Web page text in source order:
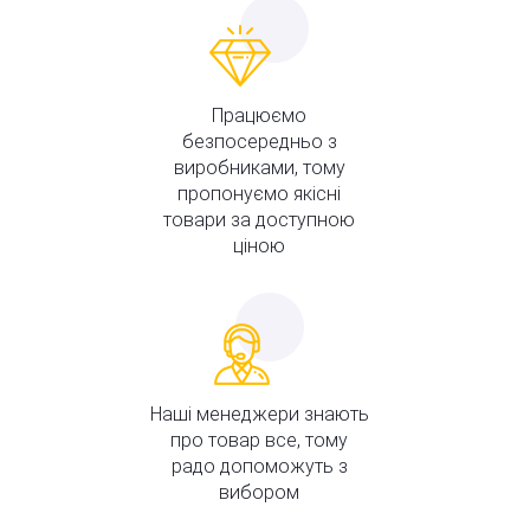
Працюємо
безпосередньо з
виробниками, тому
пропонуємо якісні
товари за доступною
ціною
Наші менеджери знають
про товар все, тому
радо допоможуть з
вибором